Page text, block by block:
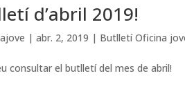
d’abril 2019!
|abr. 2, 2019 | Butlletí Oficina
consultar el butlletí del mes de abril!